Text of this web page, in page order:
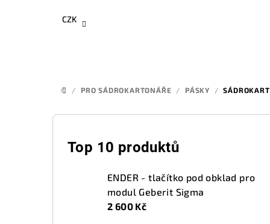
CZK
DOMŮ
/ PRO SÁDROKARTONÁŘE / PÁSKY /
P
Top 10 produktů
ENDER - tlačítko pod obklad pro
modul Geberit Sigma
2 600 Kč